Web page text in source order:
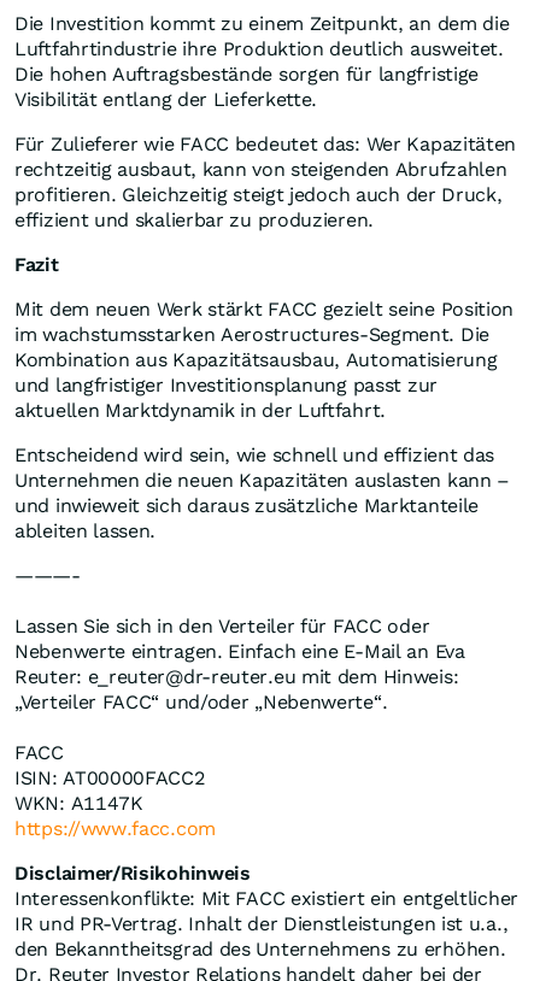
Die Investition kommt zu einem Zeitpunkt, an dem die
Luftfahrtindustrie ihre Produktion deutlich ausweitet.
Die hohen Auftragsbestände sorgen für langfristige
Visibilität entlang der Lieferkette.
Für Zulieferer wie FACC bedeutet das: Wer Kapazitäten
rechtzeitig ausbaut, kann von steigenden Abrufzahlen
profitieren. Gleichzeitig steigt jedoch auch der Druck,
effizient und skalierbar zu produzieren.
Fazit
Mit dem neuen Werk stärkt FACC gezielt seine Position
im wachstumsstarken Aerostructures-Segment. Die
Kombination aus Kapazitätsausbau, Automatisierung
und langfristiger Investitionsplanung passt zur
aktuellen Marktdynamik in der Luftfahrt.
Entscheidend wird sein, wie schnell und effizient das
Unternehmen die neuen Kapazitäten auslasten kann –
und inwieweit sich daraus zusätzliche Marktanteile
ableiten lassen.
———-
Lassen Sie sich in den Verteiler für FACC oder
Nebenwerte eintragen. Einfach eine E-Mail an Eva
Reuter: e_reuter@dr-reuter.eu mit dem Hinweis:
„Verteiler FACC“ und/oder „Nebenwerte“.
FACC
ISIN: AT00000FACC2
WKN: A1147K
https://www.facc.com
Disclaimer/Risikohinweis
Interessenkonflikte: Mit FACC existiert ein entgeltlicher
IR und PR-Vertrag. Inhalt der Dienstleistungen ist u.a.,
den Bekanntheitsgrad des Unternehmens zu erhöhen.
Dr. Reuter Investor Relations handelt daher bei der